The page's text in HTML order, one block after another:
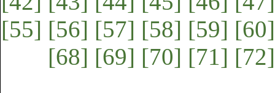
[55] [56] [57] [58] [59] [60]
[68] [69] [70] [71] [72]